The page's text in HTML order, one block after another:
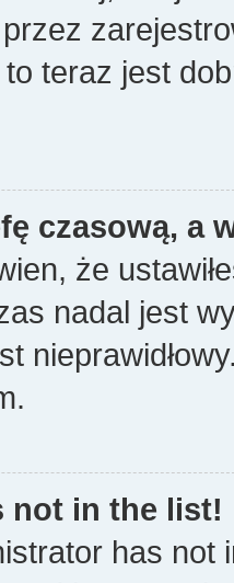
teraz jest
czasową, a
że
nadal jest
not in the list!
has not